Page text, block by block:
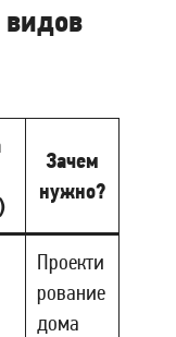
видов
Зачем
нужно?
Проекти
рование
дома